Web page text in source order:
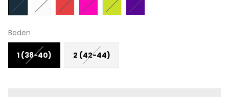
Beden
1 (38-40) 2 (42-44)